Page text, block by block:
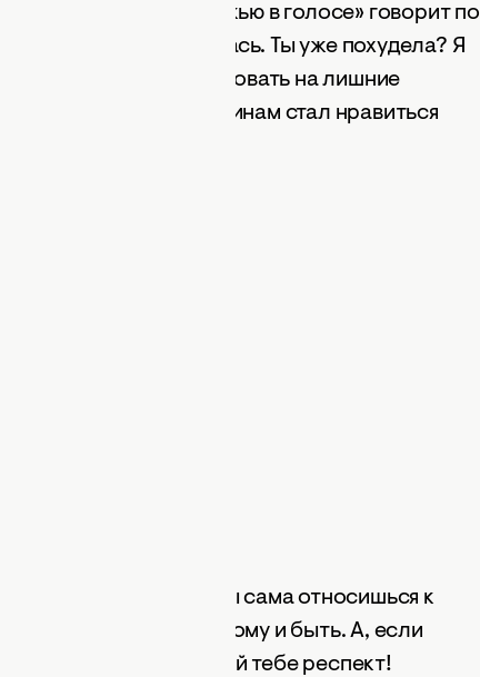
сочувствием и дрожью в голосе» говорит по
ты? Я так соскучилась. Ты уже похудела? Я
так спокойно реагировать на лишние
Неужели мужчинам стал нравиться
вокруг, а как ты сама относишься к
прости, коровой, так тому и быть. А, если
женщиной – полный тебе респект!